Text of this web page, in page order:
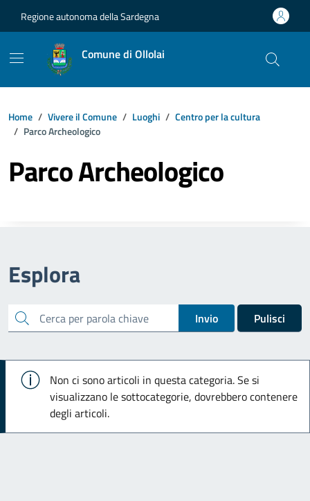
Regione autonoma della Sardegna
Comune di Ollolai
Home Vivere il Comune Luoghi
Centro per la cultura
Parco Archeologico
Parco Archeologico
Esplora
cerca Invio Pulisci
Info
Non ci sono articoli in questa categoria. Se si
visualizzano le sottocategorie, dovrebbero contenere
degli articoli.